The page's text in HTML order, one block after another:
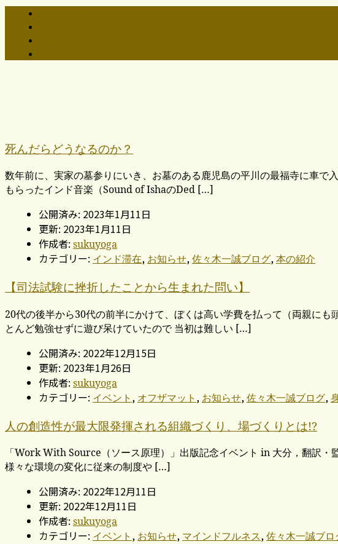
死んだらどうなるのか？
数年前に、実家の墓参りにいき、お墓のある鹿児島の平川の最福寺に車
もらったインド音楽（Sound of IshaのDed […]
公開済み: 2023年1月11日
更新: 2023年1月11日
作成者: sukuyoga
カテゴリー: インド滞在, お知らせ,佐々木一誠ブログ,本の紹介
【司法試験に挫折したことから生まれた問い】
20代の後半から30代の前半にかけて、ぼくは高い学費を払って（両親に
とんど勉強せずに遊び呆けていたので 当初は難しい […]
公開済み: 2022年12月15日
更新: 2023年1月26日
作成者: sukuyoga
カテゴリー: イベント , オフザマット , お知らせ,佐々木一誠ブログ,
人の創造性が最大限発揮される組織づくり、場づくりとは!?
「Work With Source（ソース原理）」出版記念イベント in 大分，翻訳・
様々な環境の変化に従来の制度や […]
公開済み: 2022年12月11日
更新: 2022年12月11日
作成者: sukuyoga
カテゴリー: イベント , お知らせ, マインドフルネス,佐々木一誠ブロ